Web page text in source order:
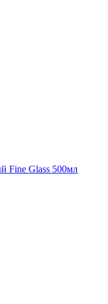
Fine Glass 500мл